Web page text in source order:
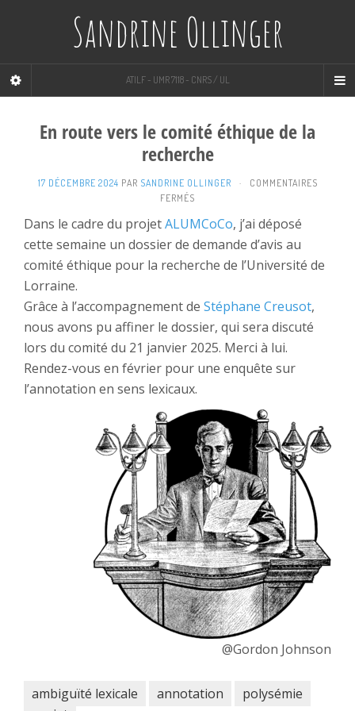
Sandrine Ollinger
ATILF - UMR 7118 - CNRS / UL
En route vers le comité éthique de la
recherche
17 DÉCEMBRE 2024 PAR SANDRINE OLLINGER ·
COMMENTAIRES
FERMÉS
ROUTE
VERS
COMITÉ
DE
RECHERCHE
Dans le cadre du projetALUMCoCo, j’ai déposé
cette semaine un dossier de demande d’avis au
comité éthique pour la recherche de l’Université de
Lorraine.
Grâce à l’accompagnement de Stéphane Creusot,
nous avons pu affiner le dossier, qui sera discuté
lors du comité du 21 janvier 2025. Merci à lui.
Rendez-vous en février pour une enquête sur
l’annotation en sens lexicaux.
@Gordon Johnson
ambiguïté lexicale annotation
polysémie